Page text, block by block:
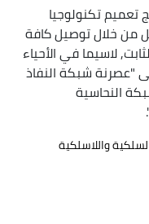
تكنولوجيا
من خلال توصيل كافة
لاسيما في الأحياء
"عصرنة شبكة النفاذ
النحاسية
واللاسلكية